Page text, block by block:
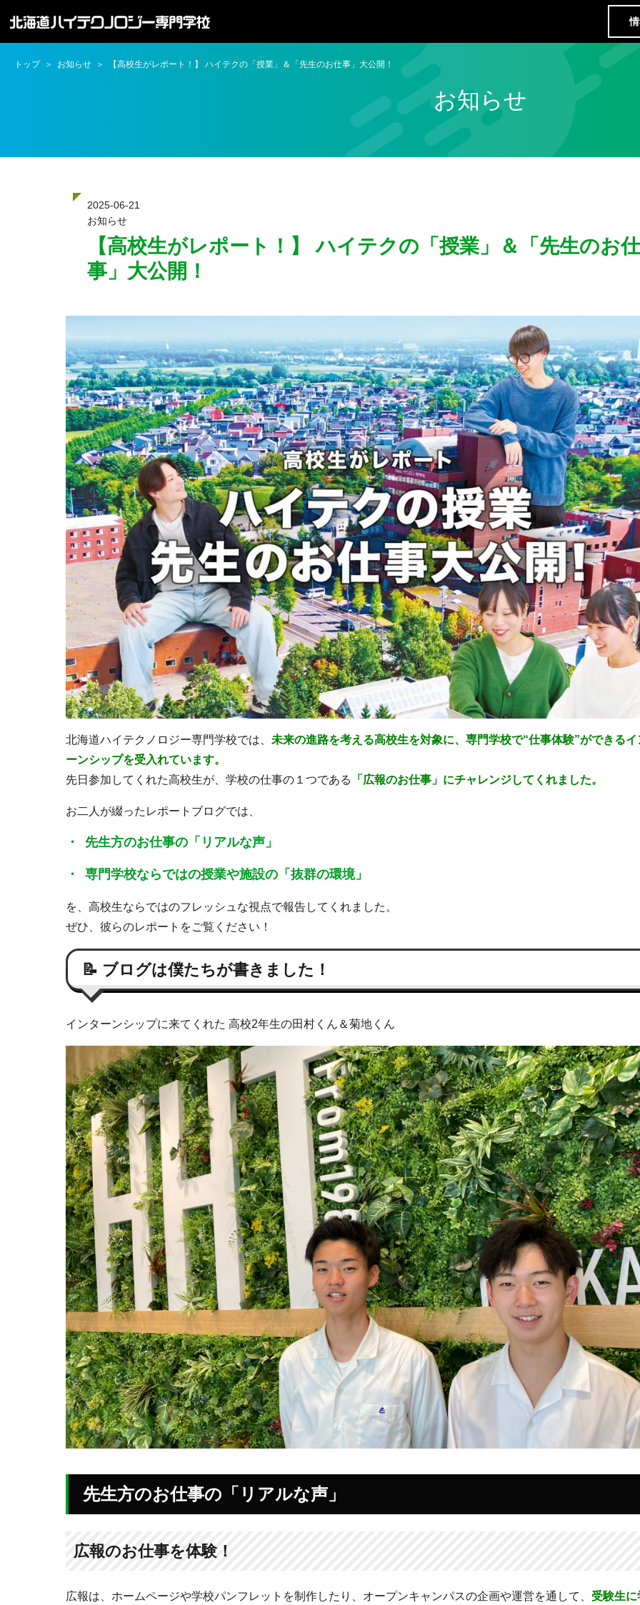
お知らせ
トップ お知らせ 【高校生がレポート！】 ハイテクの「授業」＆「先生のお仕事」大公開！
2025-06-21
お知らせ
【高校生がレポート！】 ハイテクの「授業」＆「先生のお仕
事」大公開！
北海道ハイテクノロジー専門学校では、 未来の進路を考える高校生を対象に、専門学校で“仕事体験”ができるイ
ーンシップを受入れています。
先日参加してくれた高校生が、学校の仕事の１つである
「広報のお仕事」にチャレンジしてくれました。
お二人が綴ったレポートブログでは、
先生方のお仕事の「リアルな声」
専門学校ならではの授業や施設の「抜群の環境」
を、高校生ならではのフレッシュな視点で報告してくれました。
ぜひ、彼らのレポートをご覧ください！
📝 ブログは僕たちが書きました！
インターンシップに来てくれた 高校2年生の田村くん＆菊地くん
先生方のお仕事の「リアルな声」
広報のお仕事を体験！
広報は、ホームページや学校パンフレットを制作したり、オープンキャンパスの企画や運営を通して、 受験生に